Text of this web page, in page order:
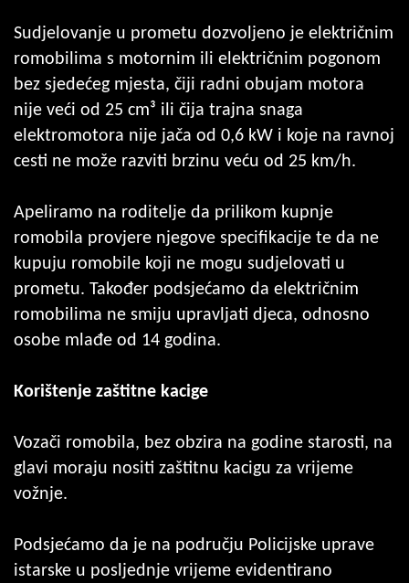
Sudjelovanje u prometu dozvoljeno je električnim
romobilima s motornim ili električnim pogonom
bez sjedećeg mjesta, čiji radni obujam motora
nije veći od 25 cm³ ili čija trajna snaga
elektromotora nije jača od 0,6 kW i koje na ravnoj
cesti ne može razviti brzinu veću od 25 km/h.
Apeliramo na roditelje da prilikom kupnje
romobila provjere njegove specifikacije te da ne
kupuju romobile koji ne mogu sudjelovati u
prometu. Također podsjećamo da električnim
romobilima ne smiju upravljati djeca, odnosno
osobe mlađe od 14 godina.
Korištenje zaštitne kacige
Vozači romobila, bez obzira na godine starosti, na
glavi moraju nositi zaštitnu kacigu za vrijeme
vožnje.
Podsjećamo da je na području Policijske uprave
istarske u posljednje vrijeme evidentirano